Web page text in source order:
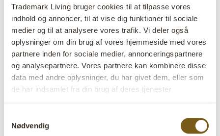
Trademark Living bruger cookies til at tilpasse vores
indhold og annoncer, til at vise dig funktioner til sociale
medier og til at analysere vores trafik. Vi deler også
oplysninger om din brug af vores hjemmeside med vores
partnere inden for sociale medier, annonceringspartnere
og analysepartnere. Vores partnere kan kombinere disse
data med andre oplysninger, du har givet dem, eller som
de har indsamlet fra din brug af deres tjenester
Nødvendig
Farve: Natur
VIGTIGT hvert produkt er unik i farve og finish
Størrelse: H:82 cm
Størrelsen varierer
Mere info +